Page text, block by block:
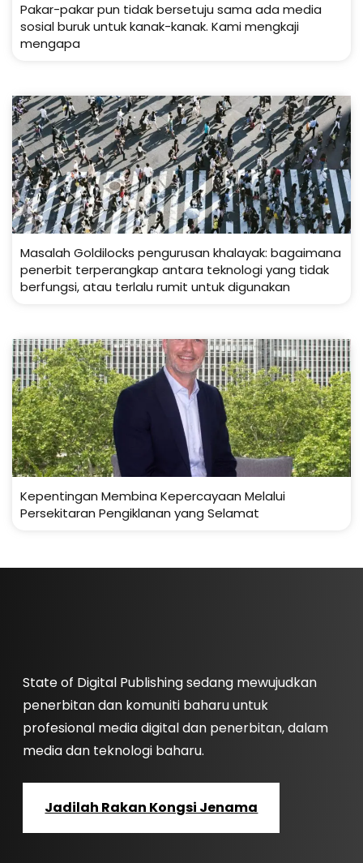
Pakar-pakar pun tidak bersetuju sama ada media
sosial buruk untuk kanak-kanak. Kami mengkaji
mengapa
Masalah Goldilocks pengurusan khalayak: bagaimana
penerbit terperangkap antara teknologi yang tidak
berfungsi, atau terlalu rumit untuk digunakan
Kepentingan Membina Kepercayaan Melalui
Persekitaran Pengiklanan yang Selamat
State of Digital Publishing sedang mewujudkan
penerbitan dan komuniti baharu untuk
profesional media digital dan penerbitan, dalam
media dan teknologi baharu.
Jadilah Rakan Kongsi Jenama